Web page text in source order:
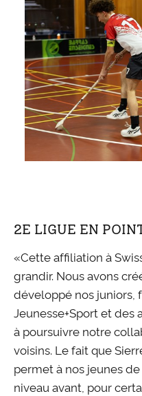
2E LIGUE EN
«Cette affiliation à
grandir. Nous avons
développé nos juniors,
Jeunesse+Sport et des
à poursuivre notre
voisins. Le fait que
permet à nos jeunes
niveau avant, pour